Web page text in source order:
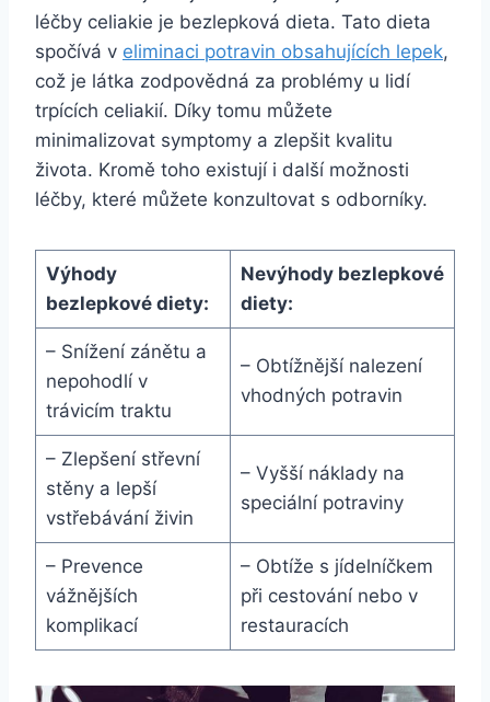
léčby celiakie je bezlepková dieta. Tato dieta
spočívá v eliminaci potravin obsahujících lepek,
což je látka zodpovědná za problémy u lidí
trpících celiakií. Díky tomu můžete
minimalizovat symptomy a zlepšit kvalitu
života. Kromě toho existují i další možnosti
léčby, které můžete konzultovat s odborníky.
Výhody
bezlepkové diety:
Nevýhody bezlepkové
diety:
– Snížení zánětu a
nepohodlí v
trávicím traktu
– Obtížnější nalezení
vhodných potravin
– Zlepšení střevní
stěny a lepší
vstřebávání živin
– Vyšší náklady na
speciální potraviny
– Prevence
vážnějších
komplikací
– Obtíže s jídelníčkem
při cestování nebo v
restauracích